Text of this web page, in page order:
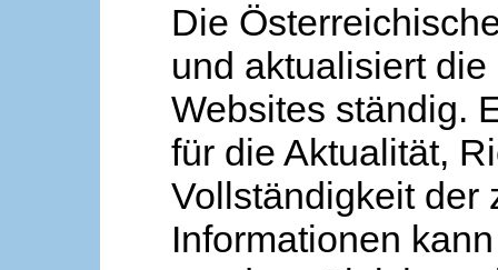
Die
und aktualisiert
Websites ständig.
für die Aktualität,
Vollständigkeit der
Informationen